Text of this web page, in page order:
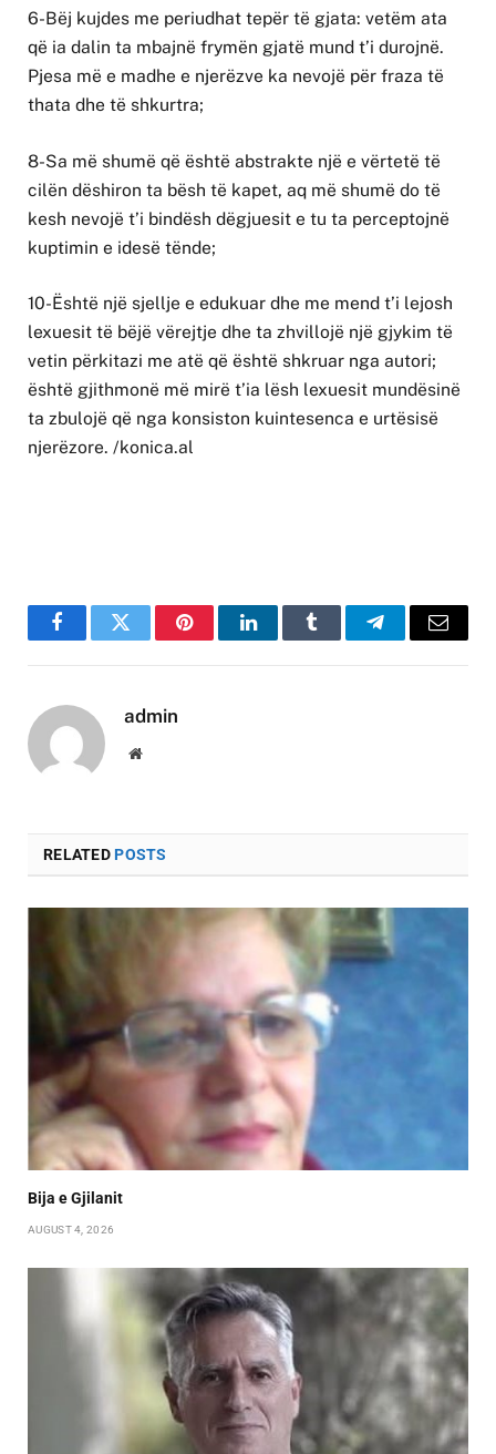
6-Bëj kujdes me periudhat tepër të gjata: vetëm ata
që ia dalin ta mbajnë frymën gjatë mund t’i durojnë.
Pjesa më e madhe e njerëzve ka nevojë për fraza të
thata dhe të shkurtra;
8-Sa më shumë që është abstrakte një e vërtetë të
cilën dëshiron ta bësh të kapet, aq më shumë do të
kesh nevojë t’i bindësh dëgjuesit e tu ta perceptojnë
kuptimin e idesë tënde;
10-Është një sjellje e edukuar dhe me mend t’i lejosh
lexuesit të bëjë vërejtje dhe ta zhvillojë një gjykim të
vetin përkitazi me atë që është shkruar nga autori;
është gjithmonë më mirë t’ia lësh lexuesit mundësinë
ta zbulojë që nga konsiston kuintesenca e urtësisë
njerëzore. /konica.al
FacebookTwitter PinterestLinkedInTumblr TelegramEmail
admin
Website
RELATEDPOSTS
Bija e Gjilanit
AUGUST 4, 2026